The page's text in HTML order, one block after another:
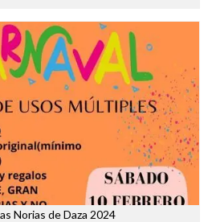
Norias de Daza 2024